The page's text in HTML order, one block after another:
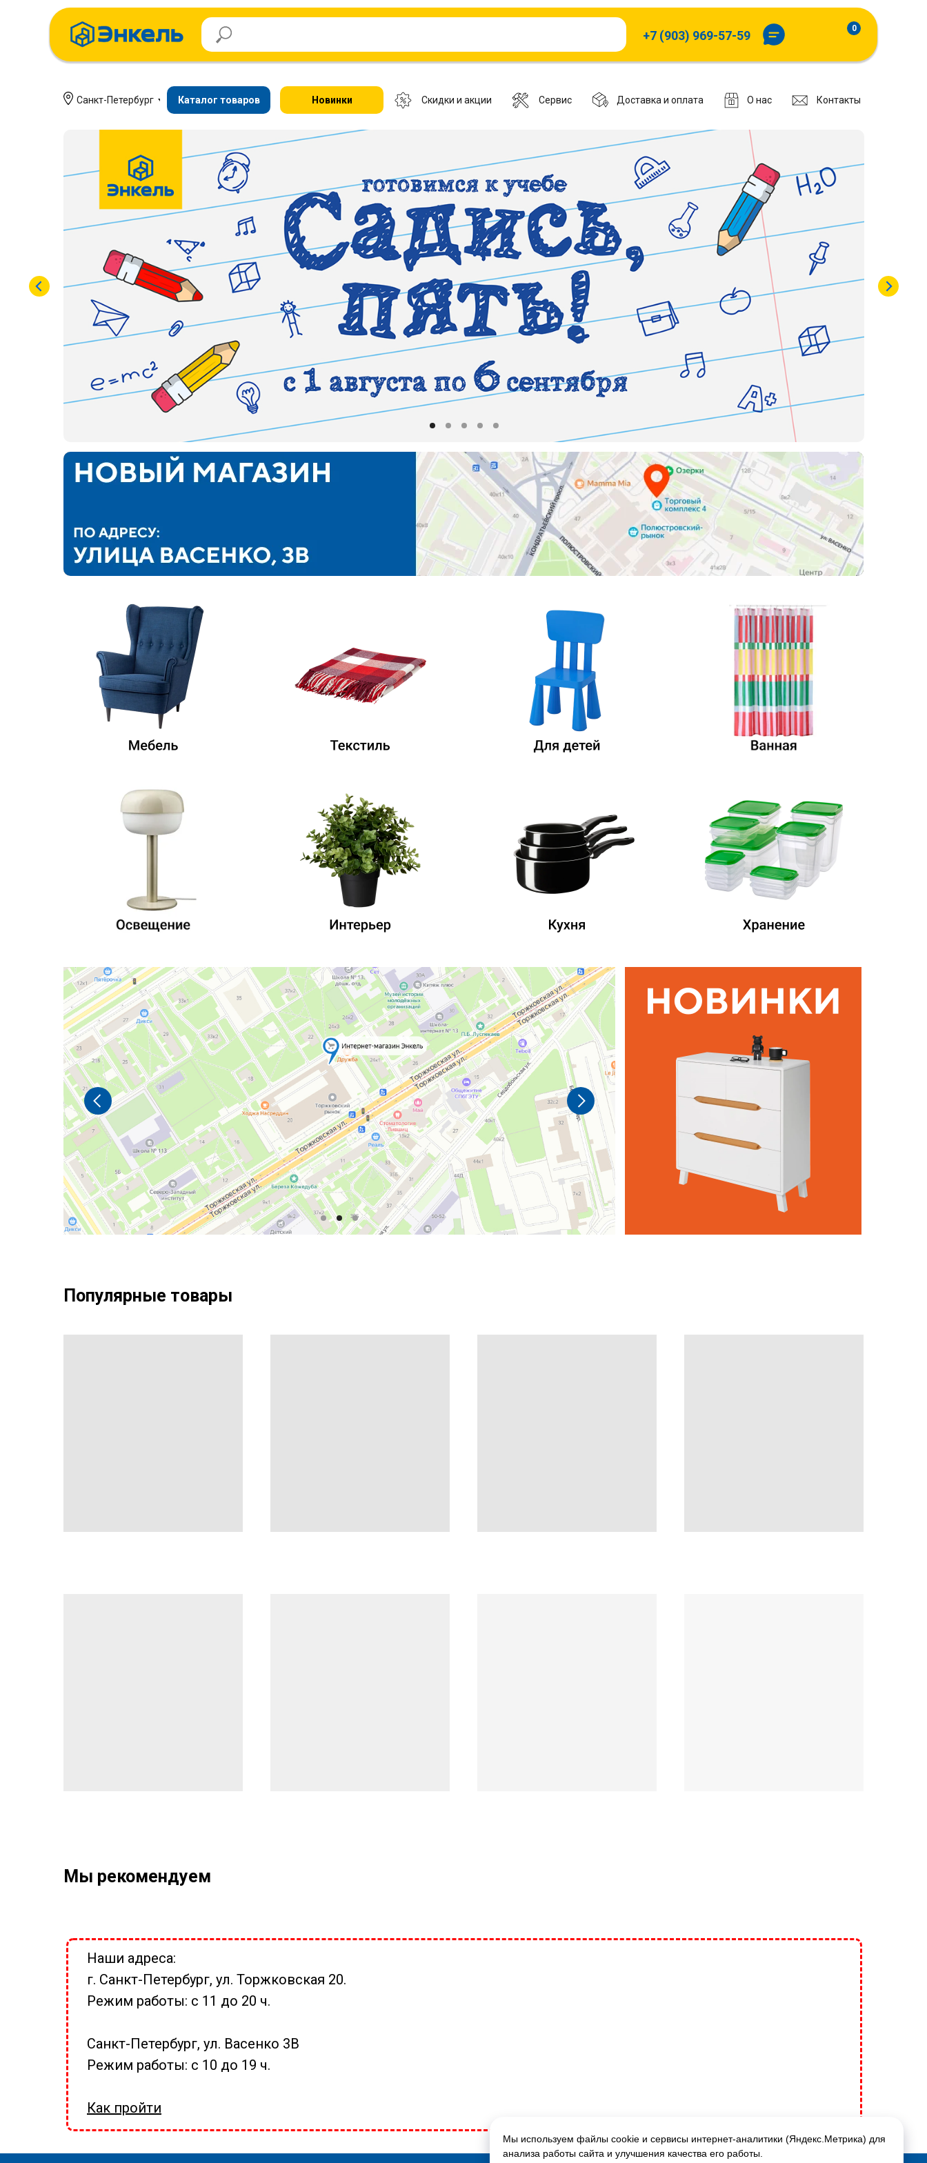
Мы используем файлы cookie и сервисы интернет-аналитики (Яндекс.Метрика) для
анализа работы сайта и улучшения качества его работы.
+7 (903) 969-57-59 0
Контакты
О нас
Доставка и оплата
Скидки и акции Сервис
Каталог товаров Новинки
Санкт-Петербург
Популярные товары
Мы рекомендуем
Наши адреса:
г. Санкт-Петербург, ул. Торжковская 20.
Режим работы: с 11 до 20 ч.
Санкт-Петербург, ул. Васенко 3В
Режим работы: с 10 до 19 ч.
Как пройти
ГЛАВНАЯ СТРАНИЦА